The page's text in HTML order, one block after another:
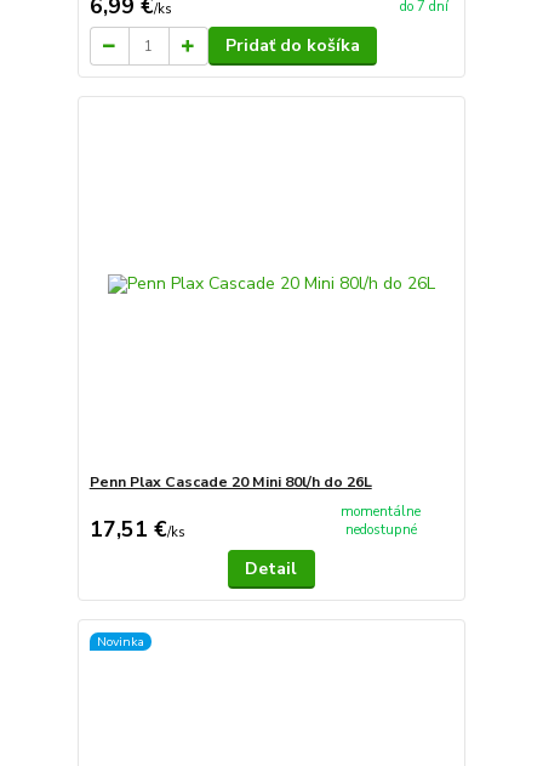
6,99 €/ks do 7 dní
Pridať do košíka
Penn Plax Cascade 20 Mini 80l/h do 26L
17,51 €/ks
momentálne
nedostupné
Detail
Novinka